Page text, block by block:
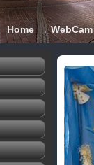
Home WebCam